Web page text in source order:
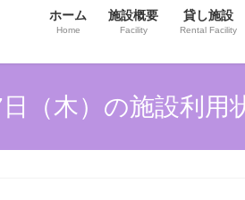
ホーム
Home
施設概要
Facility
貸し施設
Rental Facility
（木）の施設利用